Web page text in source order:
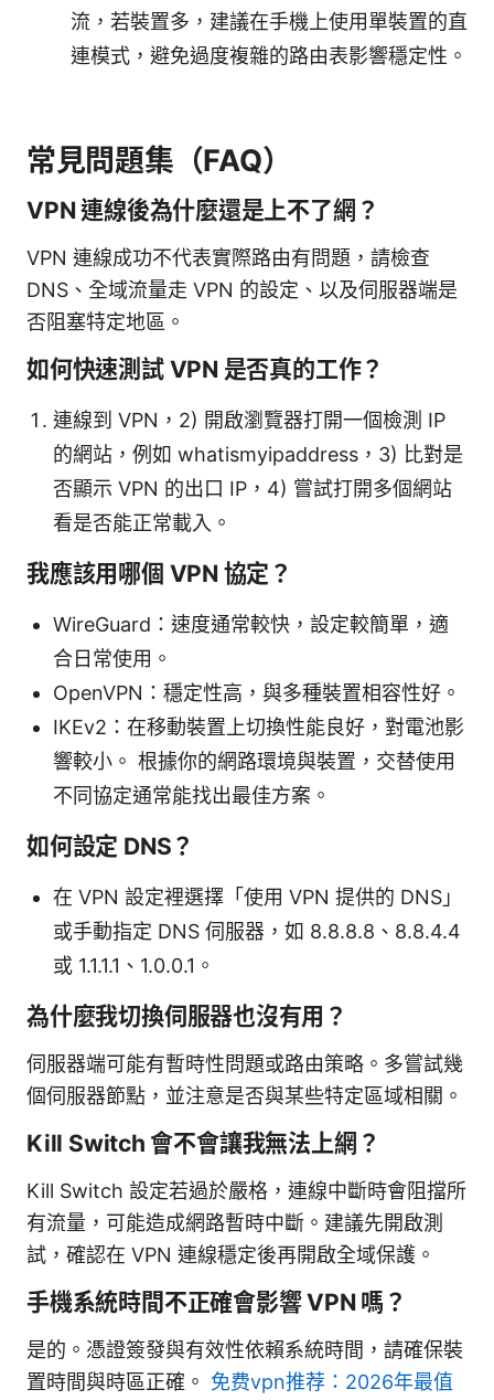
流，若裝置多，建議在手機上使用單裝置的直
連模式，避免過度複雜的路由表影響穩定性。
常見問題集（FAQ）
VPN 連線後為什麼還是上不了網？
VPN 連線成功不代表實際路由有問題，請檢查
DNS、全域流量走 VPN 的設定、以及伺服器端是
否阻塞特定地區。
如何快速測試 VPN 是否真的工作？
連線到 VPN，2) 開啟瀏覽器打開一個檢測 IP
的網站，例如 whatismyipaddress，3) 比對是
否顯示 VPN 的出口 IP，4) 嘗試打開多個網站
看是否能正常載入。
我應該用哪個 VPN 協定？
WireGuard：速度通常較快，設定較簡單，適
合日常使用。
OpenVPN：穩定性高，與多種裝置相容性好。
IKEv2：在移動裝置上切換性能良好，對電池影
響較小。 根據你的網路環境與裝置，交替使用
不同協定通常能找出最佳方案。
如何設定 DNS？
在 VPN 設定裡選擇「使用 VPN 提供的 DNS」
或手動指定 DNS 伺服器，如 8.8.8.8、8.8.4.4
或 1.1.1.1、1.0.0.1。
為什麼我切換伺服器也沒有用？
伺服器端可能有暫時性問題或路由策略。多嘗試幾
個伺服器節點，並注意是否與某些特定區域相關。
Kill Switch 會不會讓我無法上網？
Kill Switch 設定若過於嚴格，連線中斷時會阻擋所
有流量，可能造成網路暫時中斷。建議先開啟測
試，確認在 VPN 連線穩定後再開啟全域保護。
手機系統時間不正確會影響 VPN 嗎？
是的。憑證簽發與有效性依賴系統時間，請確保裝
置時間與時區正確。 免费vpn推荐：2026年最值